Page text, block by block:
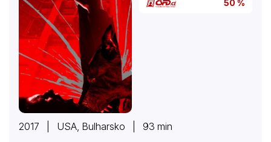
50 %
2017 | USA, Bulharsko | 93 min